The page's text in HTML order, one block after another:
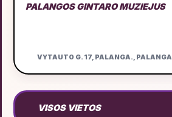
PALANGOS GINTARO MUZIEJUS
VYTAUTO G. 17, PALANGA., PALANGA
VISOS VIETOS